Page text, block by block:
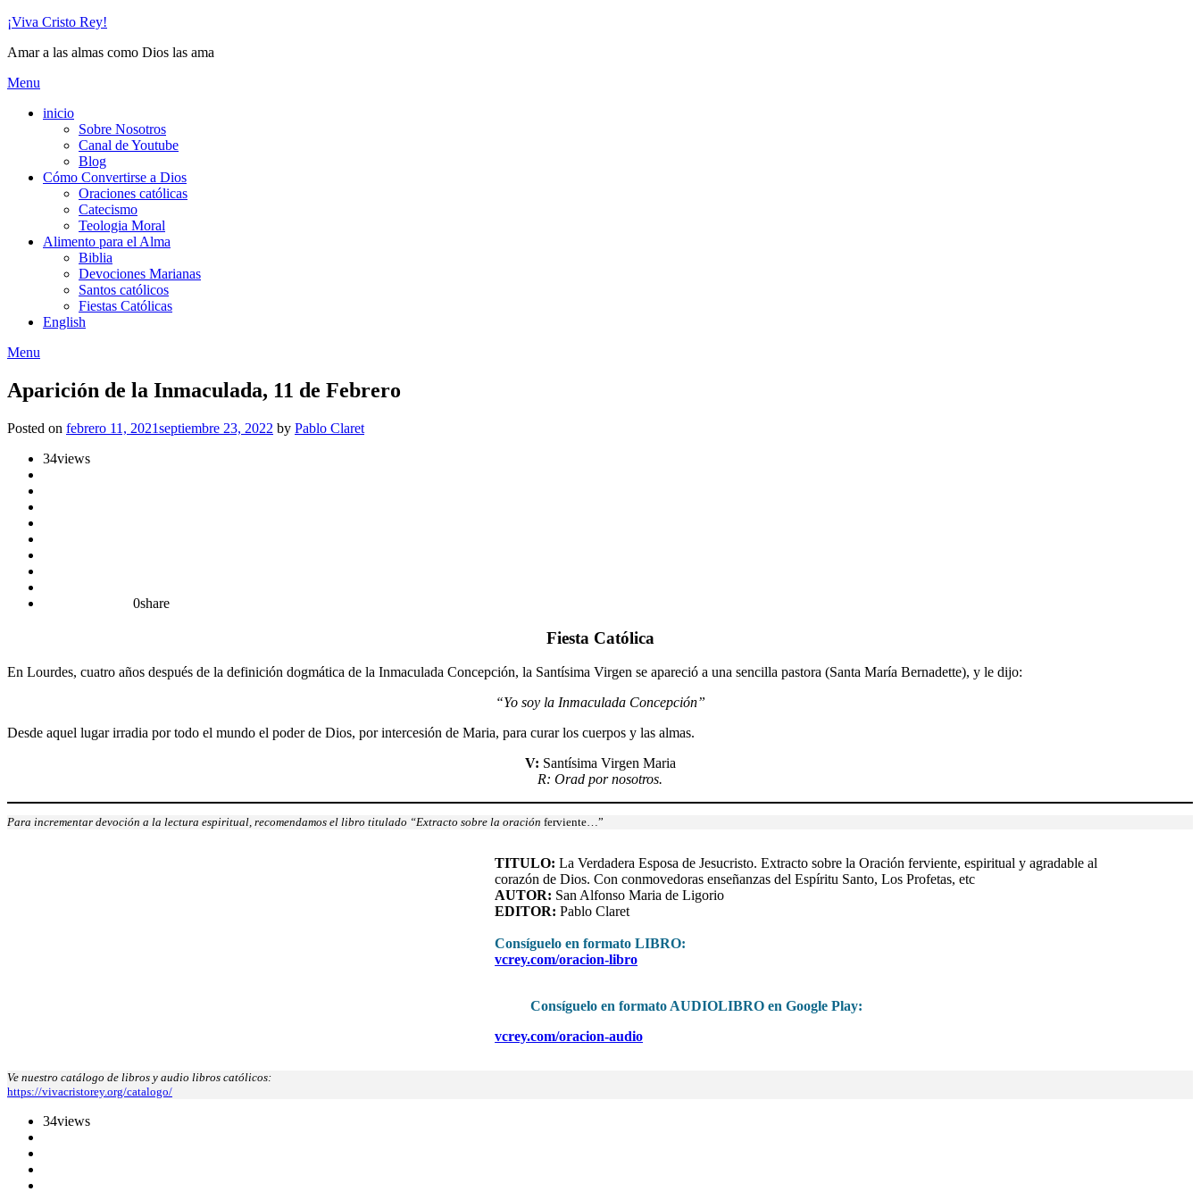
Skip
content
¡Viva Cristo Rey!
Amar a las almas como Dios las ama
Menu
inicio
Sobre Nosotros
Canal de Youtube
Blog
Cómo Convertirse a Dios
Oraciones católicas
Catecismo
Teologia Moral
Alimento para el Alma
Biblia
Devociones Marianas
Santos católicos
Fiestas Católicas
English
Menu
Aparición de la Inmaculada, 11 de Febrero
Posted on febrero 11, 2021septiembre 23, 2022 by Pablo Claret
34views
0share
Fiesta Católica
En Lourdes, cuatro años después de la definición dogmática de la Inmaculada Concepción, la Santísima Virgen se apareció a una sencilla pastora (Santa María Bernadette), y le dijo:
“Yo soy la Inmaculada Concepción”
Desde aquel lugar irradia por todo el mundo el poder de Dios, por intercesión de Maria, para curar los cuerpos y las almas.
V: Santísima Virgen Maria
R: Orad por nosotros.
Para incrementar devoción a la lectura espiritual, recomendamos el libro titulado “Extracto sobre la oración ferviente…”
TITULO: La Verdadera Esposa de Jesucristo. Extracto sobre la Oración ferviente, espiritual y agradable al
corazón de Dios. Con conmovedoras enseñanzas del Espíritu Santo, Los Profetas, etc
AUTOR: San Alfonso Maria de Ligorio
EDITOR: Pablo Claret
Consíguelo en formato LIBRO:
vcrey.com/oracion-libro
Consíguelo en formato AUDIOLIBRO en Google Play:
vcrey.com/oracion-audio
Ve nuestro catálogo de libros y audio libros católicos:
https://vivacristorey.org/catalogo/
34views